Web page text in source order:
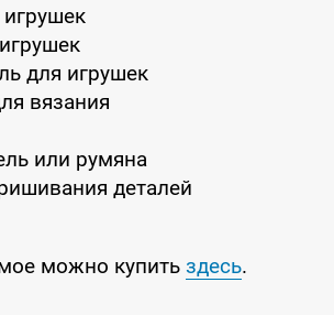
игрушек
для игрушек
вязания
или румяна
деталей
можно купить здесь.